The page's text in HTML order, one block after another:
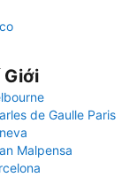
Giới
de Gaulle Paris
Malpensa